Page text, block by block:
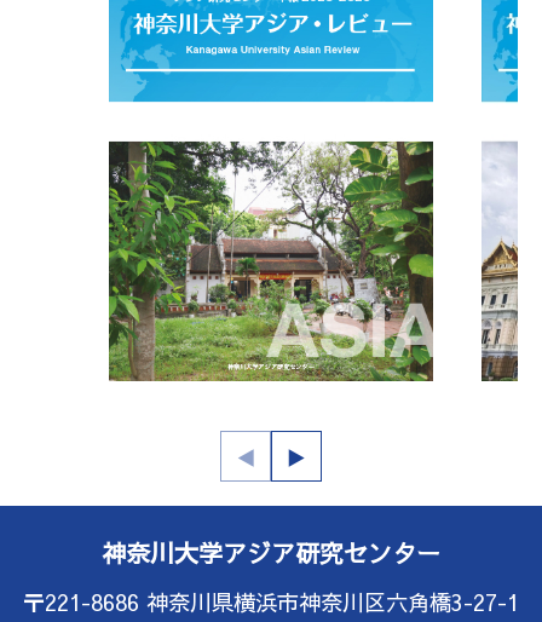
神奈川大学アジア研究センター
〒221-8686 神奈川県横浜市神奈川区六角橋3-27-1